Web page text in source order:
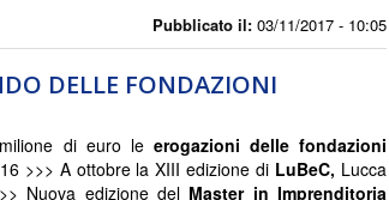
Pubblicato il: 03/11/2017 - 10:05
DELLE FONDAZIONI
di euro le erogazioni delle fondazioni
>>> A ottobre la XIII edizione di LuBeC, Lucca
Nuova edizione del Master in Imprenditoria